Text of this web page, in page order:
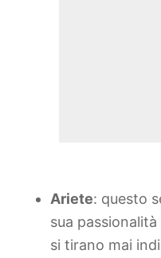
Ariete: questo
sua
si tirano mai